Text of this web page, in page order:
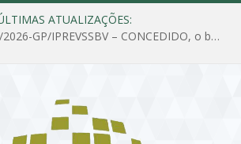
ATUALIZAÇÕES:
PORTARIA Nº 025/2026-GP/IPREVSSBV – CONCEDIDO, o benefício de PENSÃO a MARIA ESTELA DOS SANTOS SOUZA